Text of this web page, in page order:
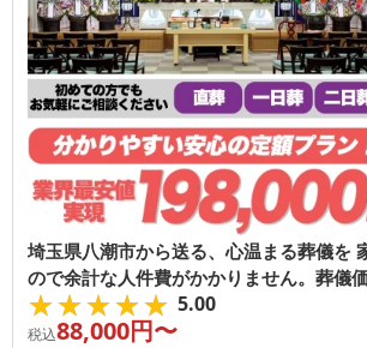
埼玉県八潮市から送る、心温まる葬儀を
ので余計な人件費がかかりません。葬儀
ます。
★★★★★
★★★★★ 5.00
税込88,000円〜